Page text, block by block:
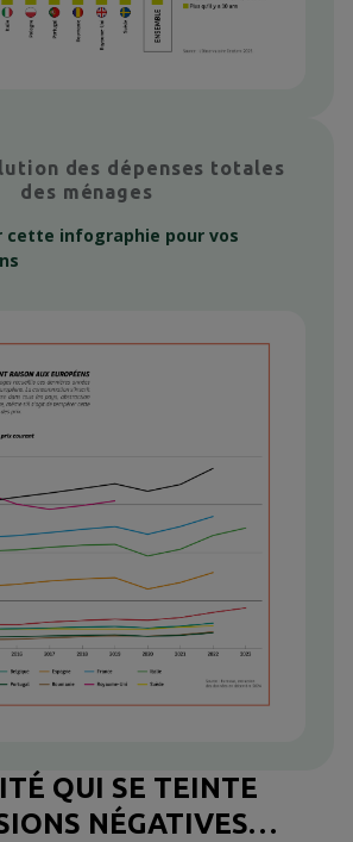
des dépenses totales
des ménages
cette infographie pour vos
QUI SE TEINTE
NÉGATIVES…